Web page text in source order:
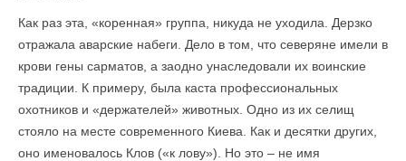
Как раз эта, «коренная» группа, никуда не уходила. Дерзко
отражала аварские набеги. Дело в том, что северяне имели в
крови гены сарматов, а заодно унаследовали их воинские
традиции. К примеру, была каста профессиональных
охотников и «держателей» животных. Одно из их селищ
стояло на месте современного Киева. Как и десятки других,
оно именовалось Клов («к лову»). Но это – не имя